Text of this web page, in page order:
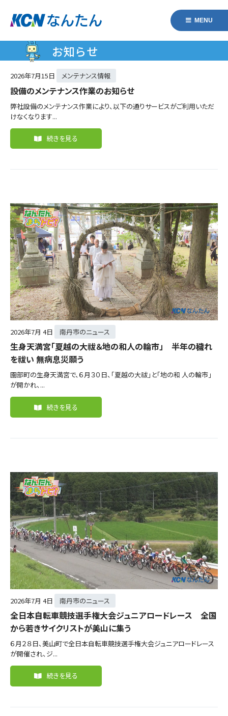
MENU
お知らせ
2026年7月15日 メンテナンス情報
設備のメンテナンス作業のお知らせ
弊社設備のメンテナンス作業により、以下の通りサービスがご利用いただ
けなくなります...
続きを見る
2026年7月 4日 南丹市のニュース
生身天満宮「夏越の大祓＆地の和人の輪市」 半年の穢れ
を祓い 無病息災願う
園部町の生身天満宮で、６月３０日、「夏越の大祓」と「地の和 人の輪市」
が開かれ、...
続きを見る
2026年7月 4日 南丹市のニュース
全日本自転車競技選手権大会ジュニアロードレース 全国
から若きサイクリストが美山に集う
６月２８日、美山町で全日本自転車競技選手権大会ジュニアロードレース
が開催され、ジ...
続きを見る